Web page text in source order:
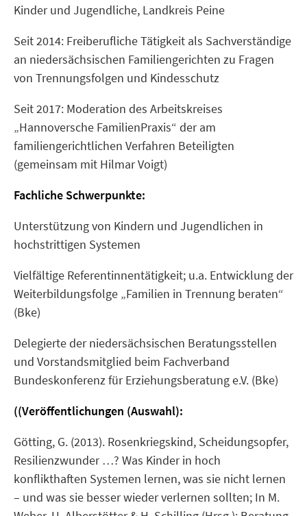
Kinder und Jugendliche, Landkreis Peine
Seit 2014: Freiberufliche Tätigkeit als Sachverständige
an niedersächsischen Familiengerichten zu Fragen
von Trennungsfolgen und Kindesschutz
Seit 2017: Moderation des Arbeitskreises
„Hannoversche FamilienPraxis“ der am
familiengerichtlichen Verfahren Beteiligten
(gemeinsam mit Hilmar Voigt)
Fachliche Schwerpunkte:
Unterstützung von Kindern und Jugendlichen in
hochstrittigen Systemen
Vielfältige Referentinnentätigkeit; u.a. Entwicklung der
Weiterbildungsfolge „Familien in Trennung beraten“
(Bke)
Delegierte der niedersächsischen Beratungsstellen
und Vorstandsmitglied beim Fachverband
Bundeskonferenz für Erziehungsberatung e.V. (Bke)
((Veröffentlichungen (Auswahl):
Götting, G. (2013). Rosenkriegskind, Scheidungsopfer,
Resilienzwunder …? Was Kinder in hoch
konflikthaften Systemen lernen, was sie nicht lernen
– und was sie besser wieder verlernen sollten; In M.